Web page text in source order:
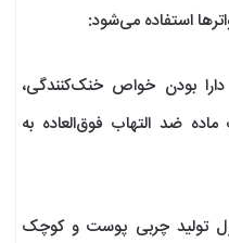
استفاده می‌شود:
بودن خواص خنک‌کنندگی،
ضد التهاب فوق‌العاده به
تولید چربی پوست و کوچک